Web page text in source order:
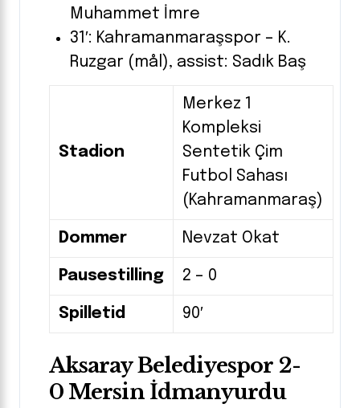
Muhammet İmre
31′: Kahramanmaraşspor – K.
Ruzgar (mål), assist: Sadık Baş
Stadion
Merkez 1
Kompleksi
Sentetik Çim
Futbol Sahası
(Kahramanmaraş)
Dommer Nevzat Okat
Pausestilling 2 – 0
Spilletid 90′
Aksaray Belediyespor 2-
0 Mersin İdmanyurdu